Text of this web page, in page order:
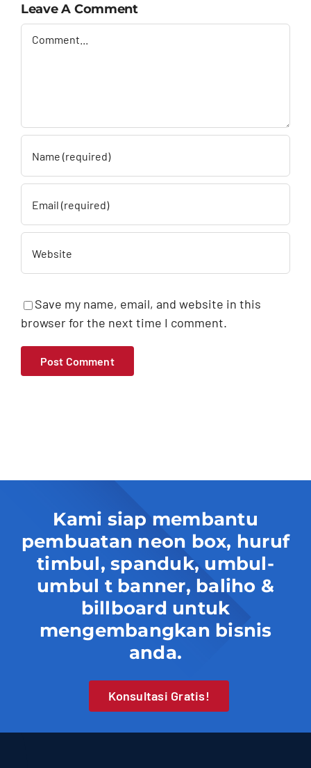
Leave A Comment
Comment
Save my name, email, and website in this
browser for the next time I comment.
Kami siap membantu
pembuatan neon box, huruf
timbul, spanduk, umbul-
umbul t banner, baliho &
billboard untuk
mengembangkan bisnis
anda.
Konsultasi Gratis!